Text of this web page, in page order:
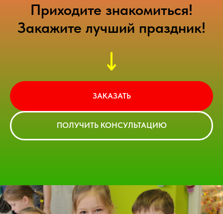
Приходите знакомиться!
Закажите лучший праздник!
ЗАКАЗАТЬ
ПОЛУЧИТЬ КОНСУЛЬТАЦИЮ